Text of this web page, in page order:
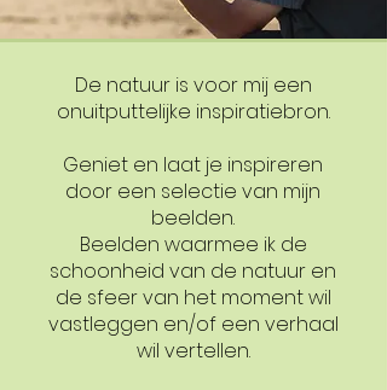
De natuur is voor mij een
onuitputtelijke inspiratiebron.
Geniet en laat je inspireren
door een selectie van mijn
beelden.
Beelden waarmee ik de
schoonheid van de natuur en
de sfeer van het moment wil
vastleggen en/of een verhaal
wil vertellen.